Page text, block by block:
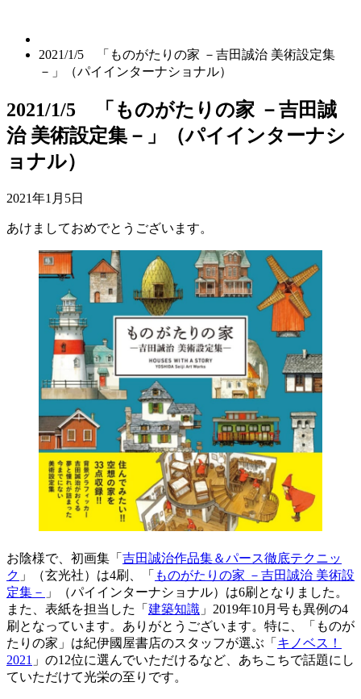
2021/1/5 「ものがたりの家 －吉田誠治 美術設定集
－」（パイインターナショナル）
2021/1/5 「ものがたりの家 －吉田誠
治 美術設定集－」（パイインターナシ
ョナル）
2021年1月5日
あけましておめでとうございます。
お陰様で、初画集「 吉田誠治作品集＆パース徹底テクニッ
ク 」（玄光社）は4刷、「 ものがたりの家 －吉田誠治 美術設
定集－ 」（パイインターナショナル）は6刷となりました。
また、表紙を担当した「 建築知識 」2019年10月号も異例の4
刷となっています。ありがとうございます。特に、「ものが
たりの家」は紀伊國屋書店のスタッフが選ぶ「 キノベス！
2021 」の12位に選んでいただけるなど、あちこちで話題にし
ていただけて光栄の至りです。